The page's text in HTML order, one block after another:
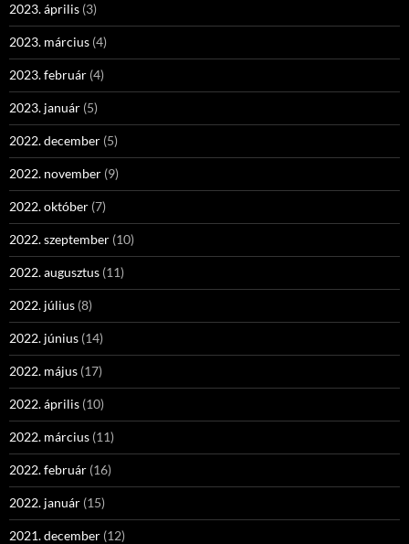
2023. április (3)
2023. március (4)
2023. február (4)
2023. január (5)
2022. december (5)
2022. november (9)
2022. október (7)
2022. szeptember (10)
2022. augusztus (11)
2022. július (8)
2022. június (14)
2022. május (17)
2022. április (10)
2022. március (11)
2022. február (16)
2022. január (15)
2021. december (12)